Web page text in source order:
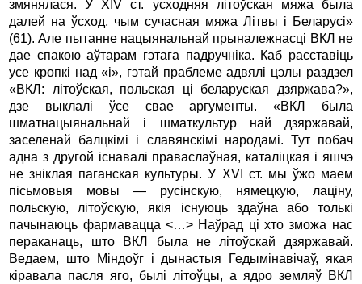
змянялася. У XIV ст. усходняя літоўская мяжа была
далей на ўсход, чым сучасная мяжа Літвы і Беларусі»
(61). Але пытанне нацыянальнай прыналежнасці ВКЛ не
дае спакою аўтарам гэтага падручніка. Каб расставіць
усе кропкі над «і», гэтай праблеме адвялі цэлы раздзел
«ВКЛ: літоўская, польская ці беларуская дзяржава?»,
дзе выклалі ўсе свае аргументы. «ВКЛ была
шматнацыянальнай і шматкультур най дзяржавай,
заселенай балцкімі і славянскімі народамі. Тут побач
адна з другой існавалі праваслаўная, каталіцкая і яшчэ
не зніклая паганская культуры. У XVI ст. мы ўжо маем
пісьмовыя мовы — русінскую, нямецкую, лаціну,
польскую, літоўскую, якія існуюць здаўна або толькі
пачынаюць фармавацца <…> Наўрад ці хто зможа нас
пераканаць, што ВКЛ была не літоўскай дзяржавай.
Ведаем, што Міндоўг і дынастыя Гедымінавічаў, якая
кіравала пасля яго, былі літоўцы, а ядро земляў ВКЛ